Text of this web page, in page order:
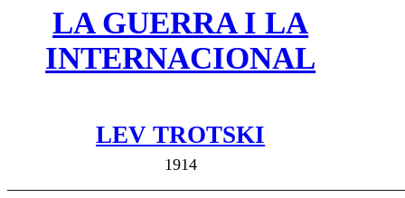
LA GUERRA I LA
INTERNACIONAL
LEV TROTSKI
1914